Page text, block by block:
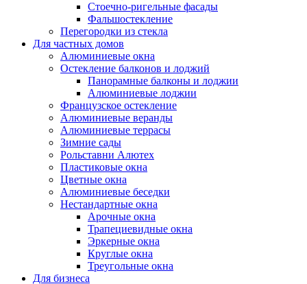
Стоечно-ригельные фасады
Фальшостекление
Перегородки из стекла
Для частных домов
Алюминиевые окна
Остекление балконов и лоджий
Панорамные балконы и лоджии
Алюминиевые лоджии
Французское остекление
Алюминиевые веранды
Алюминиевые террасы
Зимние сады
Рольставни Алютех
Пластиковые окна
Цветные окна
Алюминиевые беседки
Нестандартные окна
Арочные окна
Трапециевидные окна
Эркерные окна
Круглые окна
Треугольные окна
Для бизнеса